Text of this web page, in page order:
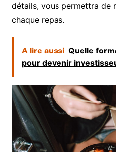
détails, vous permettra de
chaque repas.
A lire aussi Quelle
pour devenir